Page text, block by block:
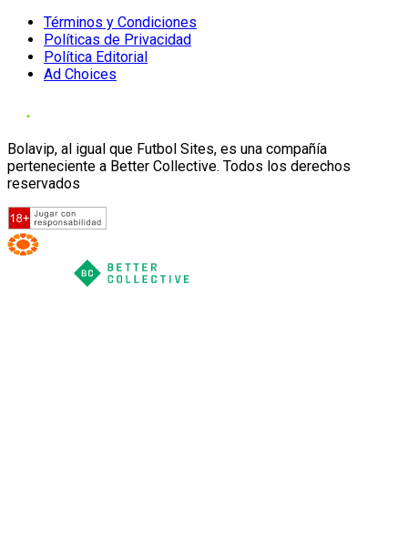
Términos y Condiciones
Políticas de Privacidad
Política Editorial
Ad Choices
Bolavip, al igual que Futbol Sites, es una compañía
perteneciente a Better Collective. Todos los derechos
reservados